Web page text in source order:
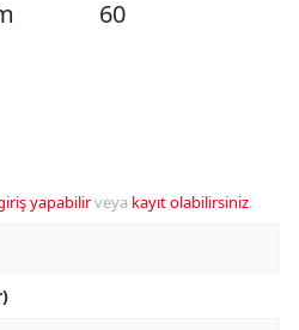
60
yapabilirveya kayıt olabilirsiniz.